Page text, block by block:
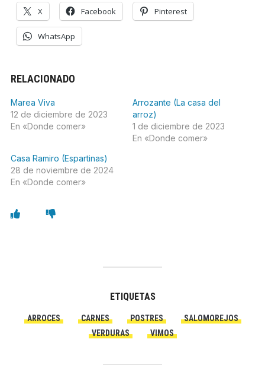
X Facebook Pinterest
WhatsApp
RELACIONADO
Marea Viva
12 de diciembre de 2023
En «Donde comer»
Arrozante (La casa del
arroz)
1 de diciembre de 2023
En «Donde comer»
Casa Ramiro (Espartinas)
28 de noviembre de 2024
En «Donde comer»
ETIQUETAS
ARROCES CARNES POSTRES
SALOMOREJOS
VERDURAS
VIMOS